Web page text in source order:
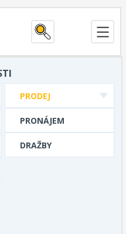
PRODEJ
PRONÁJEM
DRAŽBY